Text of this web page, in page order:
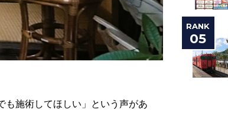
も施術してほしい」という声があ